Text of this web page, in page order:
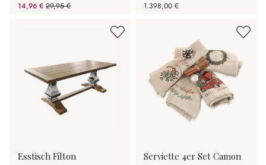
14,96 € 29,95 €
(50.05% gespart) 1.398,00 €
Esstisch Filton Serviette 4er Set Camon